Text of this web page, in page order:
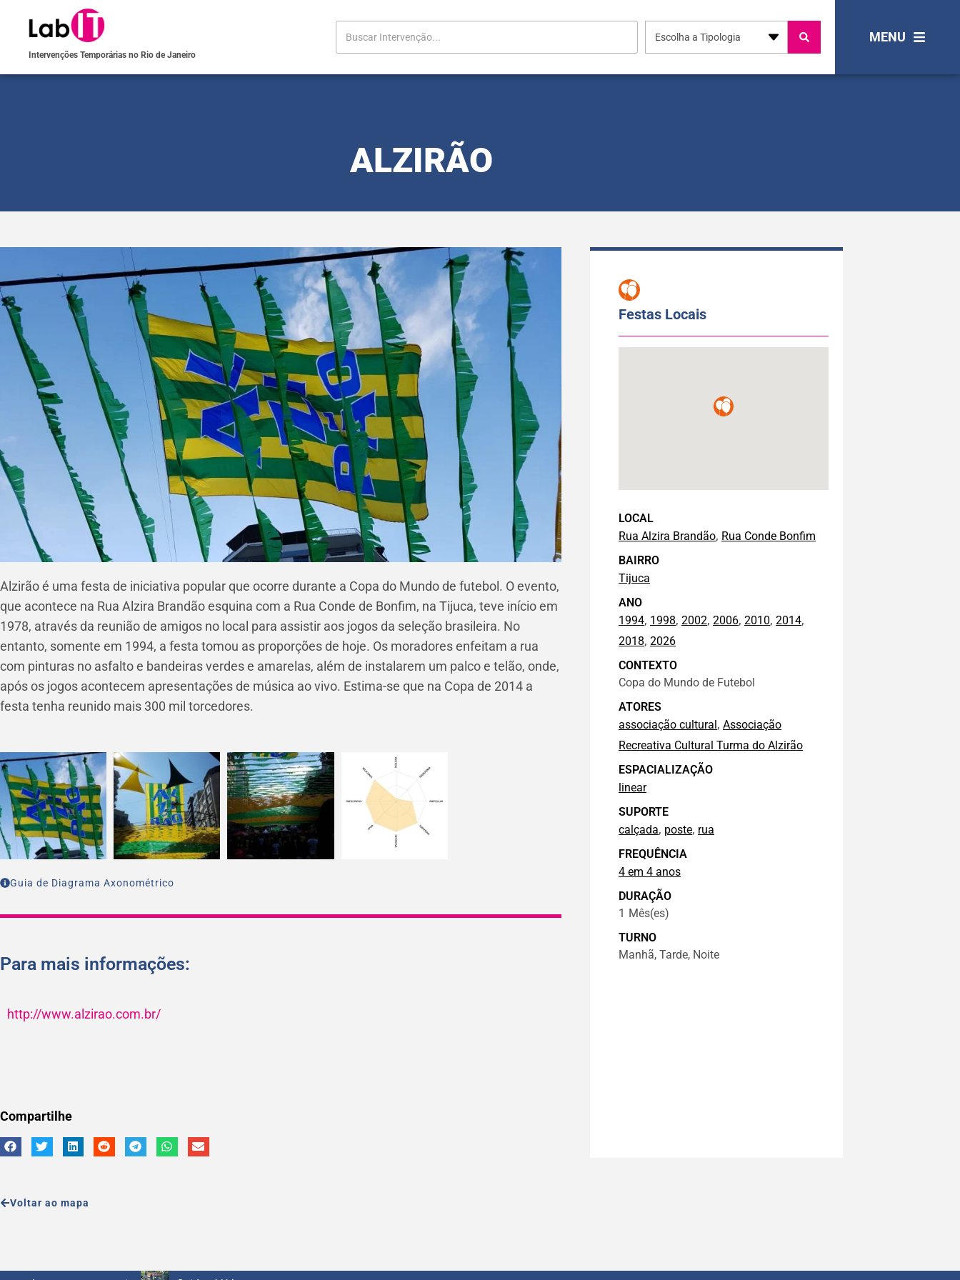
Intervenções Temporárias no Rio de Janeiro
Escolha a Tipologia MENU
ALZIRÃO
Alzirão é uma festa de iniciativa popular que ocorre durante a Copa do Mundo de futebol. O evento,
que acontece na Rua Alzira Brandão esquina com a Rua Conde de Bonfim, na Tijuca, teve início em
1978, através da reunião de amigos no local para assistir aos jogos da seleção brasileira. No
entanto, somente em 1994, a festa tomou as proporções de hoje. Os moradores enfeitam a rua
com pinturas no asfalto e bandeiras verdes e amarelas, além de instalarem um palco e telão, onde,
após os jogos acontecem apresentações de música ao vivo. Estima-se que na Copa de 2014 a
festa tenha reunido mais 300 mil torcedores.
Guia de Diagrama Axonométrico
Para mais informações:
http://www.alzirao.com.br/
Compartilhe
Festas Locais
LOCAL
Rua Alzira Brandão, Rua Conde Bonfim
BAIRRO
Tijuca
ANO
1994, 1998, 2002, 2006, 2010, 2014,
2018, 2026
CONTEXTO
Copa do Mundo de Futebol
ATORES
associação cultural, Associação
Recreativa Cultural Turma do Alzirão
ESPACIALIZAÇÃO
linear
SUPORTE
calçada, poste, rua
FREQUÊNCIA
4 em 4 anos
DURAÇÃO
1 Mês(es)
TURNO
Manhã, Tarde, Noite
Voltar ao mapa